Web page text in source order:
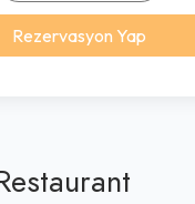
Rezervasyon Yap